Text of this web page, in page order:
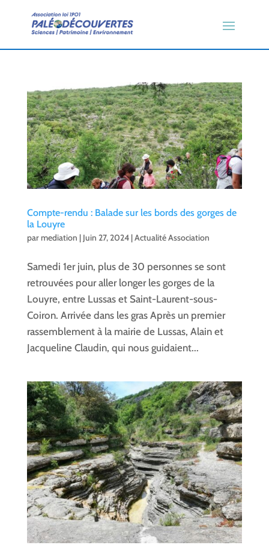
Compte-rendu : Balade sur les bords des gorges de
la Louyre
parmediation | Juin 27, 2024|Actualité Association
Samedi 1er juin, plus de 30 personnes se sont
retrouvées pour aller longer les gorges de la
Louyre, entre Lussas et Saint-Laurent-sous-
Coiron. Arrivée dans les gras Après un premier
rassemblement à la mairie de Lussas, Alain et
Jacqueline Claudin, qui nous guidaient...